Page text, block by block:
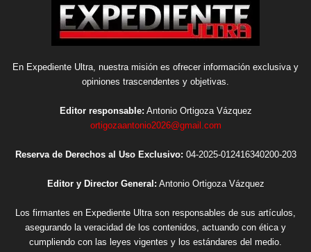
En Expediente Ultra, nuestra misión es ofrecer información exclusiva y
opiniones trascendentes y objetivas.
Editor responsable: Antonio Ortigoza Vázquez
ortigozaantonio2026@gmail.com
Reserva de Derechos al Uso Exclusivo: 04-2025-012416340200-203
Editor y Director General: Antonio Ortigoza Vázquez
Los firmantes en Expediente Ultra son responsables de sus artículos,
asegurando la veracidad de los contenidos, actuando con ética y
cumpliendo con las leyes vigentes y los estándares del medio.